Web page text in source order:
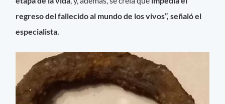
regreso del fallecido al mundo de los vivos”, señaló el
especialista.